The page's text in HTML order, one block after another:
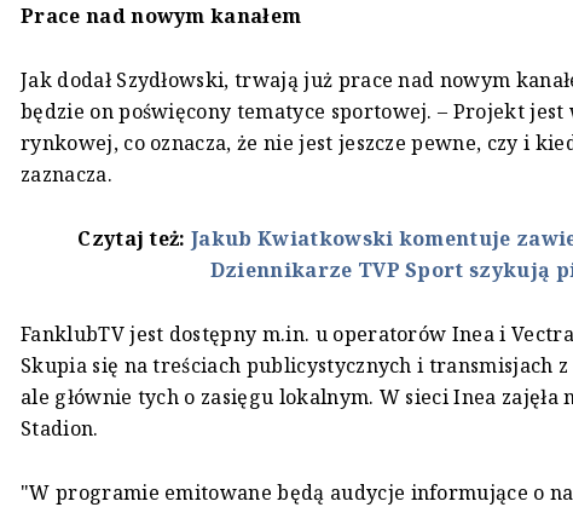
Prace nad nowym kanałem
Jak dodał Szydłowski, trwają już prace nad nowym
będzie on poświęcony tematyce sportowej. – Projekt jest
rynkowej, co oznacza, że nie jest jeszcze pewne, czy i
zaznacza.
Czytaj też:Jakub Kwiatkowski komentuje
Dziennikarze TVP Sport szykują
FanklubTV jest dostępny m.in. u operatorów Inea i
Skupia się na treściach publicystycznych i transmisjach
ale głównie tych o zasięgu lokalnym. W sieci Inea zajęła
Stadion.
"W programie emitowane będą audycje informujące o